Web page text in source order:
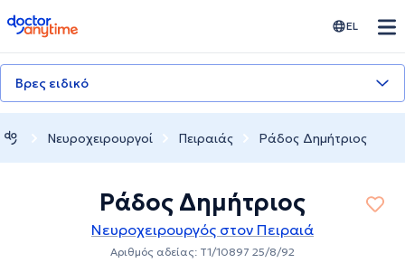
doctoranytime EL
Βρες ειδικό
Νευροχειρουργοί Πειραιάς Ράδος Δημήτριος
Ράδος Δημήτριος
Νευροχειρουργός στον Πειραιά
Αριθμός αδείας: Τ1/10897 25/8/92